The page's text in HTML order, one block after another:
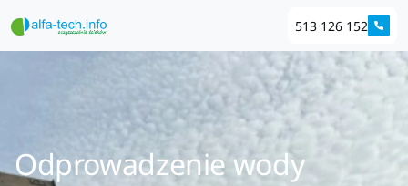
513 126 152
Odprowadzenie wody